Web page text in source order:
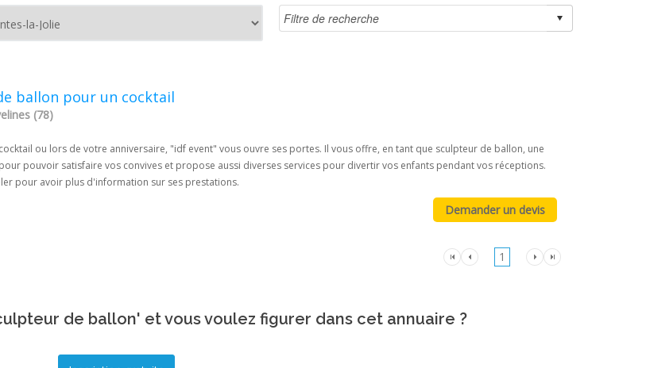
ballon pour un cocktail
(78)
ou lors de votre anniversaire, "idf event" vous ouvre ses portes. Il vous offre, en tant que sculpteur de ballon, une
pouvoir satisfaire vos convives et propose aussi diverses services pour divertir vos enfants pendant vos réceptions.
pour avoir plus d'information sur ses prestations.
1
de ballon' et vous voulez figurer dans cet annuaire ?